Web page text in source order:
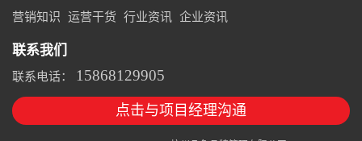
营销知识 运营干货 行业资讯 企业资讯
联系我们
联系电话： 15868129905
点击与项目经理沟通